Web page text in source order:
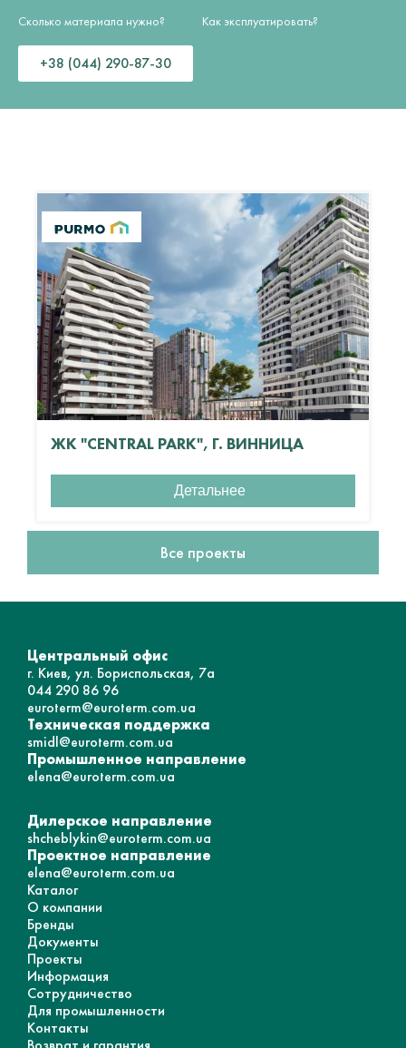
Сколько материала нужно?
Как эксплуатировать?
+38 (044) 290-87-30
ЖК "CENTRAL PARK", Г. ВИННИЦА
Детальнее
Все проекты
Центральный офис
г. Киев, ул. Бориспольская, 7а
044 290 86 96
euroterm@euroterm.com.ua
Техническая поддержка
smidl@euroterm.com.ua
Промышленное направление
elena@euroterm.com.ua
Дилерское направление
shcheblykin@euroterm.com.ua
Проектное направление
elena@euroterm.com.ua
Каталог
О компании
Бренды
Документы
Проекты
Информация
Сотрудничество
Для промышленности
Контакты